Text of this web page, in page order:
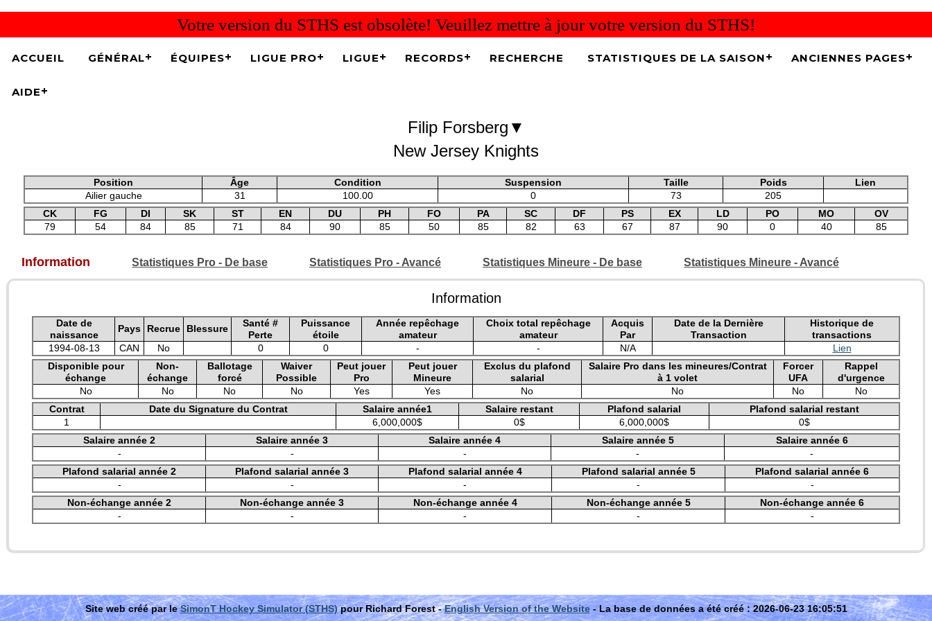
Votre version du STHS est obsolète! Veuillez mettre à jour votre version du STHS!
ACCUEIL GÉNÉRAL ÉQUIPES LIGUE PRO LIGUE RECORDS RECHERCHE STATISTIQUES DE LA SAISON ANCIENNES PAGES
AIDE
Filip Forsberg ▼
New Jersey Knights
Position Âge Condition Suspension Taille Poids
Lien
Ailier gauche
31 100.00 0 73
205
CK
FG DI SK ST EN DU PH FO PA SC DF PS EX LD PO MO
OV
79
54 84 85 71 84 90 85 50 85 82 63 67 87 90 0 40 85
Information Statistiques Pro - De base Statistiques Pro - Avancé Statistiques Mineure - De base Statistiques Mineure - Avancé
Information
Date de
naissance
Pays Recrue Blessure
Santé #
Perte
Puissance
étoile
Année repêchage
amateur
Choix total repêchage
amateur
Acquis
Par
Date de la Dernière
Transaction
Historique de
transactions
1994-08-13
CAN No 0 0 - - N/A
Lien
Disponible pour
échange
Non-
échange
Ballotage
forcé
Waiver
Possible
Peut jouer
Pro
Peut jouer
Mineure
Exclus du plafond
salarial
Salaire Pro dans les mineures/Contrat
à 1 volet
Forcer
UFA
Rappel
d'urgence
No
No No No Yes Yes No No No
No
Contrat
Date du Signature du Contrat Salaire année1 Salaire restant Plafond salarial
Plafond salarial restant
1
6,000,000$ 0$ 6,000,000$
0$
Salaire année 2
Salaire année 3 Salaire année 4 Salaire année 5
Salaire année 6
-
- - -
-
Plafond salarial année 2
Plafond salarial année 3 Plafond salarial année 4 Plafond salarial année 5
Plafond salarial année 6
-
- - -
-
Non-échange année 2
Non-échange année 3 Non-échange année 4 Non-échange année 5
Non-échange année 6
-
- - - -
Site web créé par leSimonT Hockey Simulator (STHS)pour Richard Forest -English Version of the Website- La base de données a été créé : 2026-06-23 16:05:51